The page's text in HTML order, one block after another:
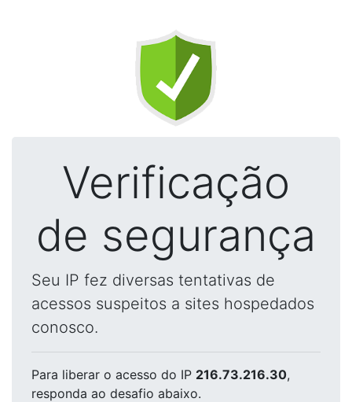
Verificação
de segurança
Seu IP fez diversas tentativas de
acessos suspeitos a sites hospedados
conosco.
Para liberar o acesso do IP 216.73.216.30,
responda ao desafio abaixo.